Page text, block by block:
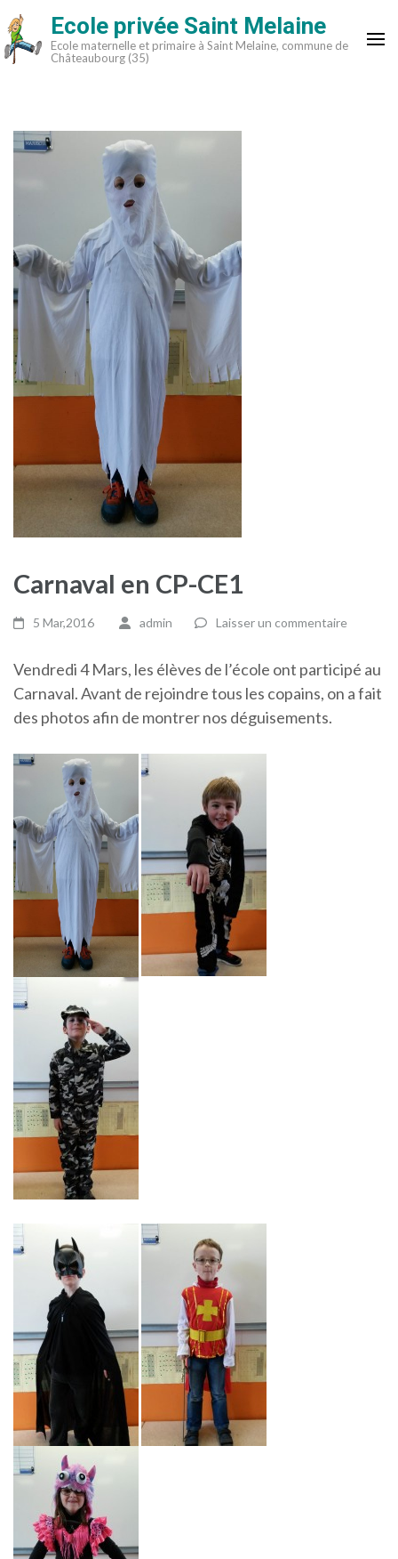
Aller
au
contenu
Ecole privée Saint Melaine
Ecole maternelle et primaire à Saint Melaine, commune de
Châteaubourg (35)
Carnaval en CP-CE1
5 Mar,2016 admin Laisser un commentaire
Vendredi 4 Mars, les élèves de l’école ont participé au
Carnaval. Avant de rejoindre tous les copains, on a fait
des photos afin de montrer nos déguisements.